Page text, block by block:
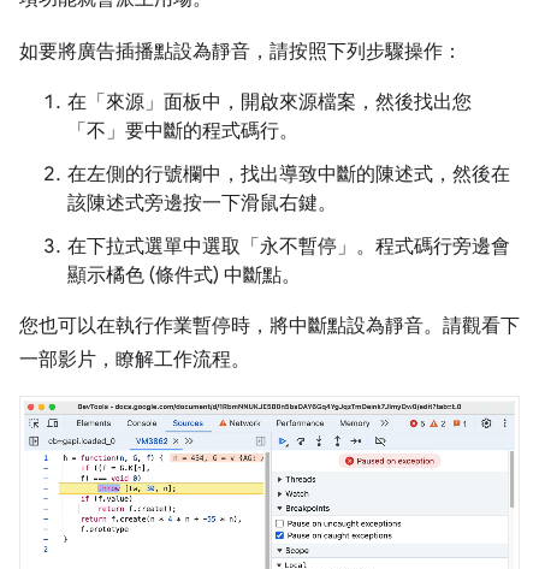
如要將廣告插播點設為靜音，請按照下列步驟操作：
在「來源」 面板中，開啟來源檔案，然後找出您
「不」 要中斷的程式碼行。
在左側的行號欄中，找出導致中斷的陳述式，然後在
該陳述式旁邊按一下滑鼠右鍵。
在下拉式選單中選取「永不暫停」 。程式碼行旁邊會
顯示橘色 (條件式) 中斷點。
您也可以在執行作業暫停時，將中斷點設為靜音。請觀看下
一部影片，瞭解工作流程。